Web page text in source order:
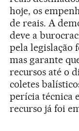
hoje, os
de reais. A
deve a
pela legislação
mas garante
recursos até o
coletes
perícia técnica
recurso já foi